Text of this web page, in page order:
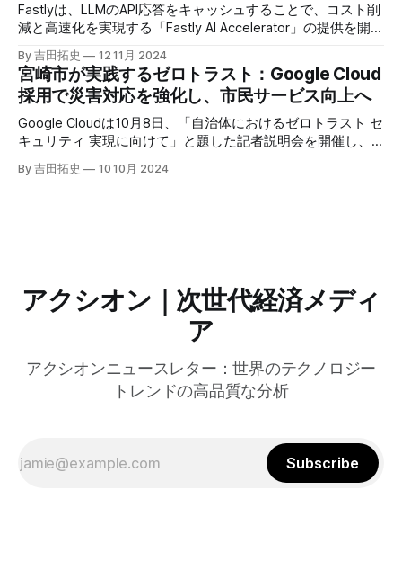
Fastlyは、LLMのAPI応答をキャッシュすることで、コスト削
減と高速化を実現する「Fastly AI Accelerator」の提供を開始
した。キップ・コンプトン最高プロダクト責任者（CPO）
は、類似した質問への応答を再利用し、効率的な処理を可能
にすると説明した。さらに、コンプトンは、エッジコンピュ
ーティングの利点を活かしたパーソナライズや、エッジにお
けるGPUの経済性、セキュリティへの取り組みなど、Fastly
のAI戦略について語った。
By 吉田拓史 12 11月 2024
宮崎市が実践するゼロトラスト：Google Cloud
採用で災害対応を強化し、市民サービス向上へ
Google Cloudは10月8日、「自治体におけるゼロトラスト セ
キュリティ 実現に向けて」と題した記者説明会を開催し、
自治体向けにゼロトラストセキュリティ導入を支援するプロ
グラムを発表した。宮崎市の事例では、Google Workspace
By 吉田拓史 10 10月 2024
アクシオン｜次世代経済メディ
ア
アクシオンニュースレター：世界のテクノロジー
トレンドの高品質な分析
Subscribe